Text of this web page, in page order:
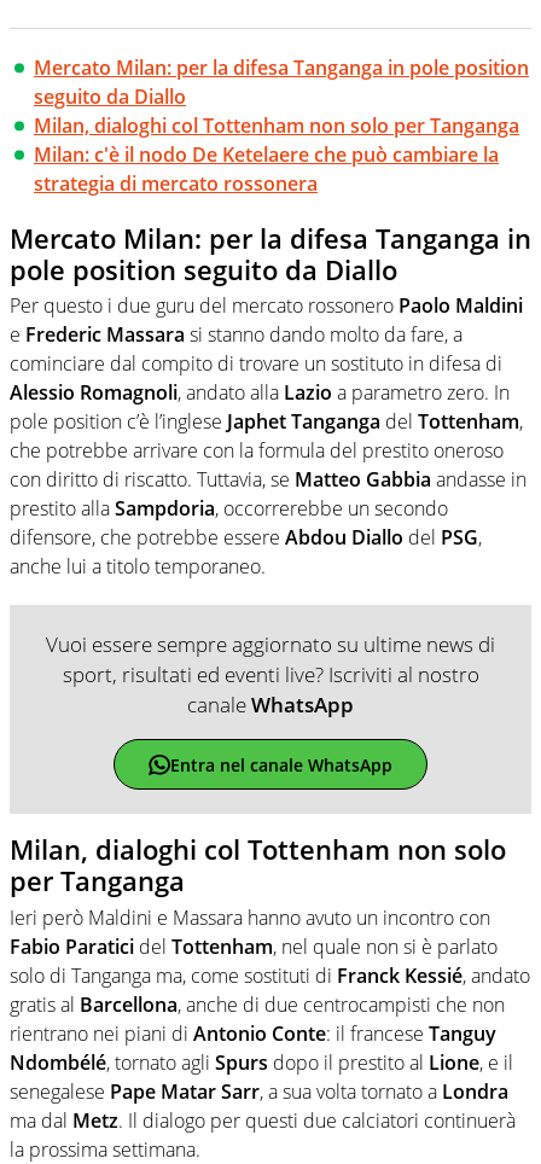
Mercato Milan: per la difesa Tanganga in pole position
seguito da Diallo
Milan, dialoghi col Tottenham non solo per Tanganga
Milan: c'è il nodo De Ketelaere che può cambiare la
strategia di mercato rossonera
Mercato Milan: per la difesa Tanganga in
pole position seguito da Diallo
Per questo i due guru del mercato rossonero Paolo Maldini
e Frederic Massara si stanno dando molto da fare, a
cominciare dal compito di trovare un sostituto in difesa di
Alessio Romagnoli, andato alla Lazio a parametro zero. In
pole position c’è l’inglese Japhet Tanganga del Tottenham,
che potrebbe arrivare con la formula del prestito oneroso
con diritto di riscatto. Tuttavia, se Matteo Gabbia andasse in
prestito allaSampdoria, occorrerebbe un secondo
difensore, che potrebbe essere Abdou Diallo del PSG,
anche lui a titolo temporaneo.
Vuoi essere sempre aggiornato su ultime news di
sport, risultati ed eventi live? Iscriviti al nostro
canaleWhatsApp
Entra nel canale WhatsApp
Milan, dialoghi col Tottenham non solo
per Tanganga
Ieri però Maldini e Massara hanno avuto un incontro con
Fabio Paratici del Tottenham, nel quale non si è parlato
solo di Tanganga ma, come sostituti di Franck Kessié, andato
gratis al Barcellona, anche di due centrocampisti che non
rientrano nei piani di Antonio Conte: il francese Tanguy
Ndombélé, tornato agli Spurs dopo il prestito al Lione, e il
senegalese Pape Matar Sarr, a sua volta tornato a Londra
ma dal Metz. Il dialogo per questi due calciatori continuerà
la prossima settimana.